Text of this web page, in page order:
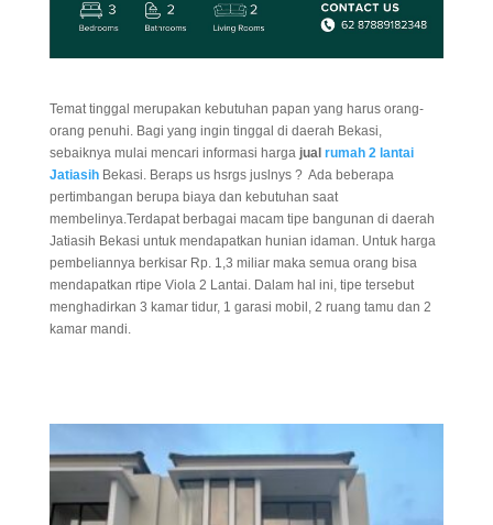
Temat tinggal merupakan kebutuhan papan yang harus orang-
orang penuhi. Bagi yang ingin tinggal di daerah Bekasi,
sebaiknya mulai mencari informasi harga jual rumah 2 lantai
Jatiasih Bekasi. Beraps us hsrgs juslnys ? Ada beberapa
pertimbangan berupa biaya dan kebutuhan saat
membelinya.Terdapat berbagai macam tipe bangunan di daerah
Jatiasih Bekasi untuk mendapatkan hunian idaman. Untuk harga
pembeliannya berkisar Rp. 1,3 miliar maka semua orang bisa
mendapatkan rtipe Viola 2 Lantai. Dalam hal ini, tipe tersebut
menghadirkan 3 kamar tidur, 1 garasi mobil, 2 ruang tamu dan 2
kamar mandi.